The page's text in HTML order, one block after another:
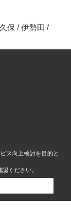
保 / 伊勢田 /
ス向上検討を目的と
認ください。